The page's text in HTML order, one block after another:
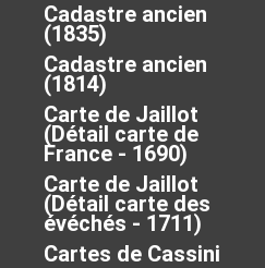
Cadastre ancien
(1835)
Cadastre ancien
(1814)
Carte de Jaillot
(Détail carte de
France - 1690)
Carte de Jaillot
(Détail carte des
évéchés - 1711)
Cartes de Cassini